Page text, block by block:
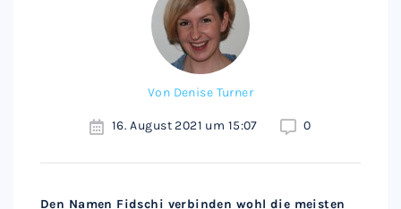
Von Denise Turner
16. August 2021 um 15:07 0
Den Namen Fidschi verbinden wohl die meisten